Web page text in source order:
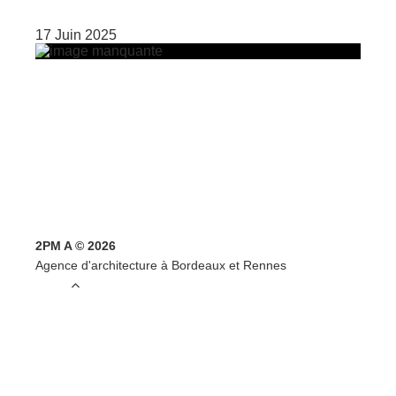
17 Juin 2025
2PM A © 2026
Agence d'architecture à Bordeaux et Rennes
